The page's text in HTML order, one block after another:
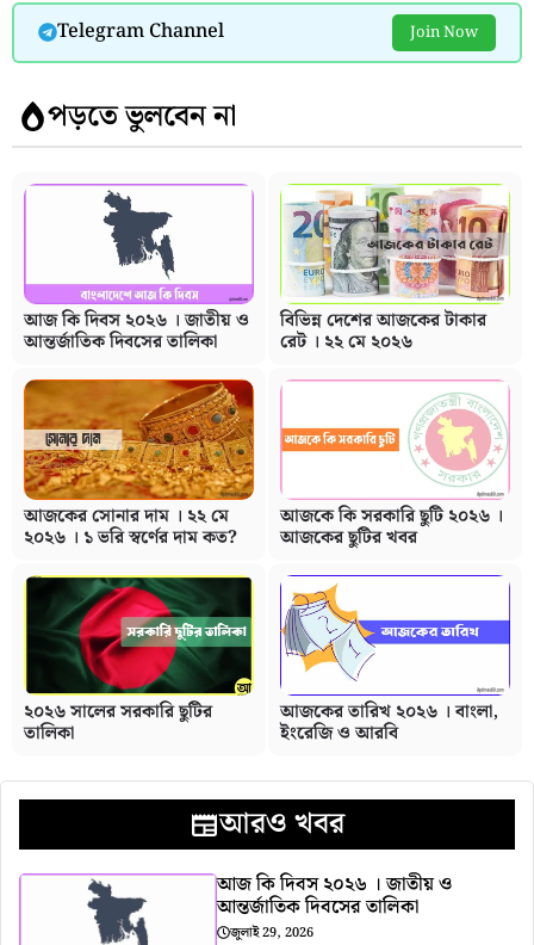
Telegram Channel Join Now
পড়তে ভুলবেন না
আজ কি দিবস ২০২৬ । জাতীয় ও
আন্তর্জাতিক দিবসের তালিকা
বিভিন্ন দেশের আজকের টাকার
রেট । ২২ মে ২০২৬
আজকের সোনার দাম । ২২ মে
২০২৬ । ১ ভরি স্বর্ণের দাম কত?
আজকে কি সরকারি ছুটি ২০২৬ ।
আজকের ছুটির খবর
২০২৬ সালের সরকারি ছুটির
তালিকা
আজকের তারিখ ২০২৬ । বাংলা,
ইংরেজি ও আরবি
আরও খবর
আজ কি দিবস ২০২৬ । জাতীয় ও
আন্তর্জাতিক দিবসের তালিকা
জুলাই 29, 2026